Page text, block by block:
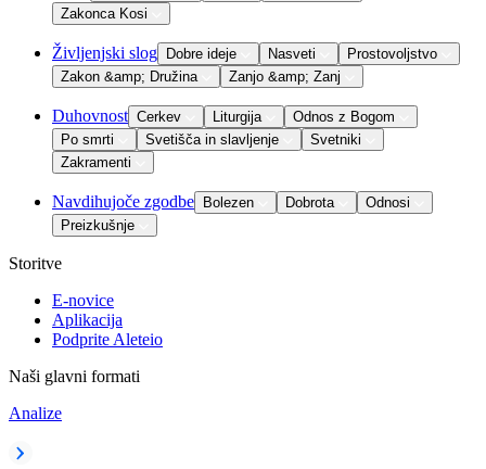
Zakonca Kosi
Življenjski slog Dobre ideje Nasveti
Prostovoljstvo
Zakon &amp; Družina
Zanjo &amp; Zanj
Duhovnost Cerkev Liturgija
Odnos z Bogom
Po smrti
Svetišča in slavljenje
Svetniki
Zakramenti
Navdihujoče zgodbe Bolezen Dobrota
Odnosi
Preizkušnje
Storitve
E-novice
Aplikacija
Podprite Aleteio
Naši glavni formati
Analize